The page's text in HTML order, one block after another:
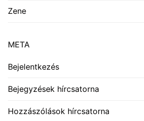
Zene
META
Bejelentkezés
Bejegyzések hírcsatorna
Hozzászólások hírcsatorna